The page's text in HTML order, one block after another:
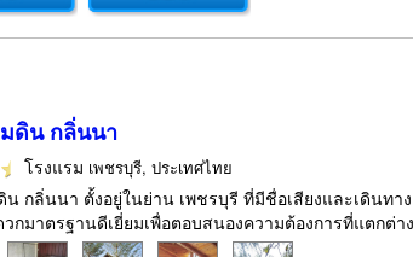
ดิน กลิ่นนา
โรงแรม เพชรบุรี, ประเทศไทย
กลิ่นนา ตั้งอยู่ในย่าน เพชรบุรี ที่มีชื่อเสียงและเดินทา
กมาตรฐานดีเยี่ยมเพื่อตอบสนองความต้องการที่แตกต่